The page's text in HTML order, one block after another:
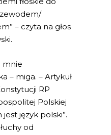
– czyta na głos
mnie
– miga. – Artykuł
RP
Polskiej
język polski”.
od